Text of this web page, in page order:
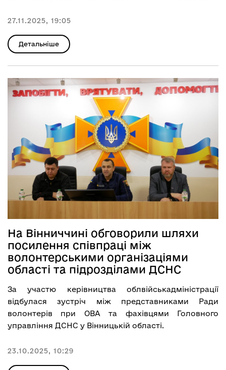
27.11.2025, 19:05
Детальніше
На Вінниччині обговорили шляхи
посилення співпраці між
волонтерськими організаціями
області та підрозділами ДСНС
За участю керівництва облвійськадміністрації
відбулася зустріч між представниками Ради
волонтерів при ОВА та фахівцями Головного
управління ДСНС у Вінницькій області.
23.10.2025, 10:29